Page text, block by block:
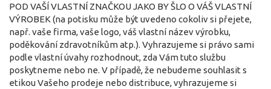
POD VAŠÍ VLASTNÍ ZNAČKOU JAKO BY ŠLO O VÁŠ VLASTNÍ
VÝROBEK (na potisku může být uvedeno cokoliv si přejete,
např. vaše firma, vaše logo, váš vlastní název výrobku,
poděkování zdravotníkům atp.). Vyhrazujeme si právo sami
podle vlastní úvahy rozhodnout, zda Vám tuto službu
poskytneme nebo ne. V případě, že nebudeme souhlasit s
etikou Vašeho prodeje nebo distribuce, vyhrazujeme si